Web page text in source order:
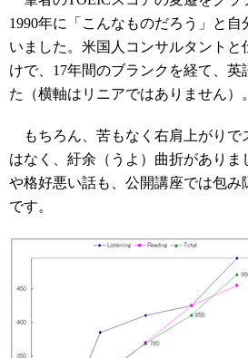
1990年に「こんなものだろう」と自
いました。米国人コンサルタントと
けで、17年間のブランクを経て、英
た（横軸はリニアではありません）。
もちろん、苦もなく右肩上がりで
はなく、紆余（うよ）曲折がありま
や格好悪い話も、公開講座では包み
です。